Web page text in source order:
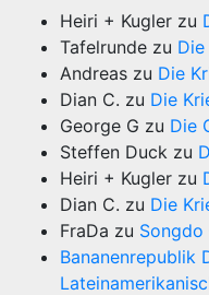
Heiri + Kugler zu
Tafelrunde zu
Andreas zu Die
Dian C. zu Die
George G zu Die
Steffen Duck zu
Heiri + Kugler zu
Dian C. zu Die
FraDa zu
Bananenrepublik